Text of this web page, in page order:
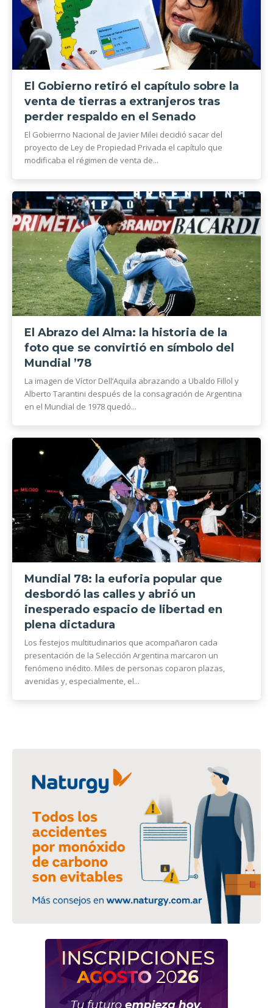
El Gobierno retiró el capítulo sobre la
venta de tierras a extranjeros tras
perder respaldo en el Senado
El Gobierrno Nacional de Javier Milei decidió sacar del
proyecto de Ley de Propiedad Privada el capítulo que
modificaba el régimen de venta de...
El Abrazo del Alma: la historia de la
foto que se convirtió en símbolo del
Mundial ’78
La imagen de Víctor Dell’Aquila abrazando a Ubaldo Fillol y
Alberto Tarantini después de la consagración de Argentina
en el Mundial de 1978 quedó...
Mundial 78: la euforia popular que
desbordó las calles y abrió un
inesperado espacio de libertad en
plena dictadura
Los festejos multitudinarios que acompañaron cada
presentación de la Selección Argentina marcaron un
fenómeno inédito. Miles de personas coparon plazas,
avenidas y, especialmente, el...